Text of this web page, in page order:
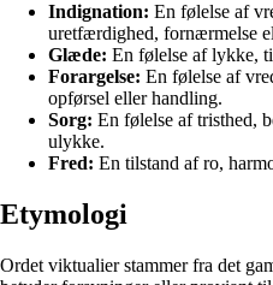
Indignation: En følelse af
uretfærdighed, fornærmelse
Glæde: En følelse af lykke,
Forargelse: En følelse af
opførsel eller handling.
Sorg: En følelse af tristhed,
ulykke.
Fred: En tilstand af ro,
Etymologi
Ordet viktualier stammer fra det